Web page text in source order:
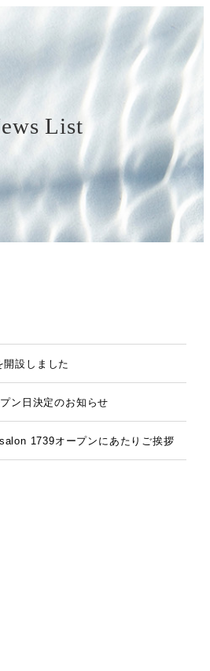
List
設しました
ン日決定のお知らせ
1739オープンにあたりご挨拶